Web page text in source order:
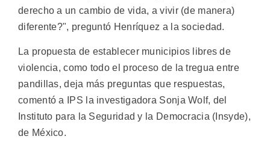
derecho a un cambio de vida, a vivir (de manera)
diferente?", preguntó Henríquez a la sociedad.
La propuesta de establecer municipios libres de
violencia, como todo el proceso de la tregua entre
pandillas, deja más preguntas que respuestas,
comentó a IPS la investigadora Sonja Wolf, del
Instituto para la Seguridad y la Democracia (Insyde),
de México.